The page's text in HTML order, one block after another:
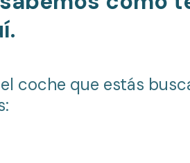
coche que estás